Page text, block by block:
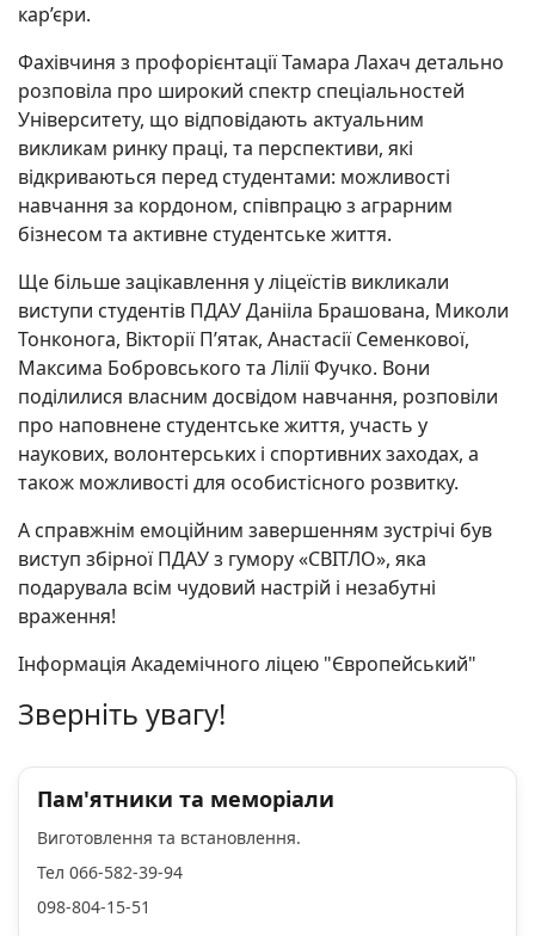
кар’єри.
Фахівчиня з профорієнтації Тамара Лахач детально
розповіла про широкий спектр спеціальностей
Університету, що відповідають актуальним
викликам ринку праці, та перспективи, які
відкриваються перед студентами: можливості
навчання за кордоном, співпрацю з аграрним
бізнесом та активне студентське життя.
Ще більше зацікавлення у ліцеїстів викликали
виступи студентів ПДАУ Данііла Брашована, Миколи
Тонконога, Вікторії П’ятак, Анастасії Семенкової,
Максима Бобровського та Лілії Фучко. Вони
поділилися власним досвідом навчання, розповіли
про наповнене студентське життя, участь у
наукових, волонтерських і спортивних заходах, а
також можливості для особистісного розвитку.
А справжнім емоційним завершенням зустрічі був
виступ збірної ПДАУ з гумору «СВІТЛО», яка
подарувала всім чудовий настрій і незабутні
враження!
Інформація Академічного ліцею "Європейський"
Зверніть увагу!
Пам'ятники та меморіали
Виготовлення та встановлення.
Тел 066-582-39-94
098-804-15-51